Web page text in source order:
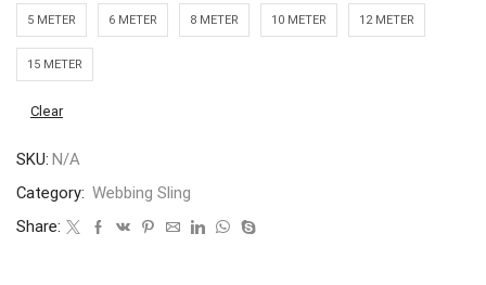
5 METER 6 METER 8 METER 10 METER 12 METER
15 METER
Clear
SKU: N/A
Category: Webbing Sling
Share: